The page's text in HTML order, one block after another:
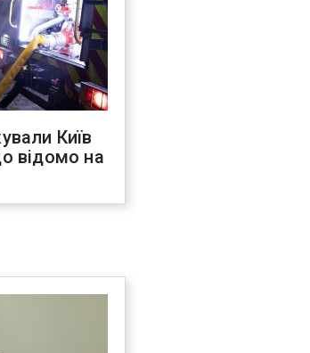
Київ
відомо на